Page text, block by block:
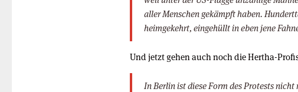
aller Menschen gekämpft haben.
heimgekehrt, eingehüllt in eben jene
Und jetzt gehen auch noch die Hertha-
In Berlin ist diese Form des Protests